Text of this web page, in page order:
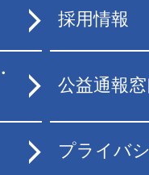
採用情報
公益通報
プライバ